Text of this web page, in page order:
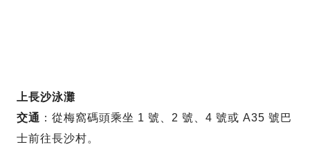
上長沙泳灘
交通 ：從梅窩碼頭乘坐 1 號、2 號、4 號或 A35 號巴
士前往長沙村。